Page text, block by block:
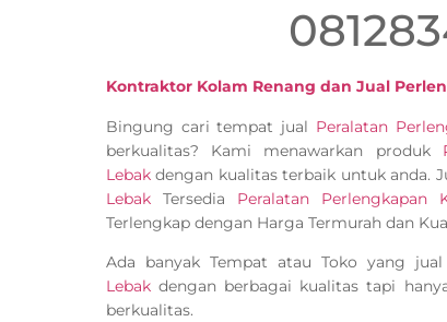
Kontraktor Kolam Renang dan Jual
Bingung cari tempat jual Peralatan
berkualitas? Kami menawarkan produk
Lebakdengan kualitas terbaik untuk anda.
LebakTersedia Peralatan Perlengkapan
Terlengkap dengan Harga Termurah dan
Ada banyak Tempat atau Toko yang jual
Lebakdengan berbagai kualitas tapi
berkualitas.